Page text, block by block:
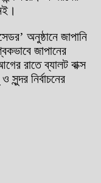
অনুষ্ঠানে জাপানি
জাপানের
রাতে ব্যালট বাক্স
নির্বাচনের